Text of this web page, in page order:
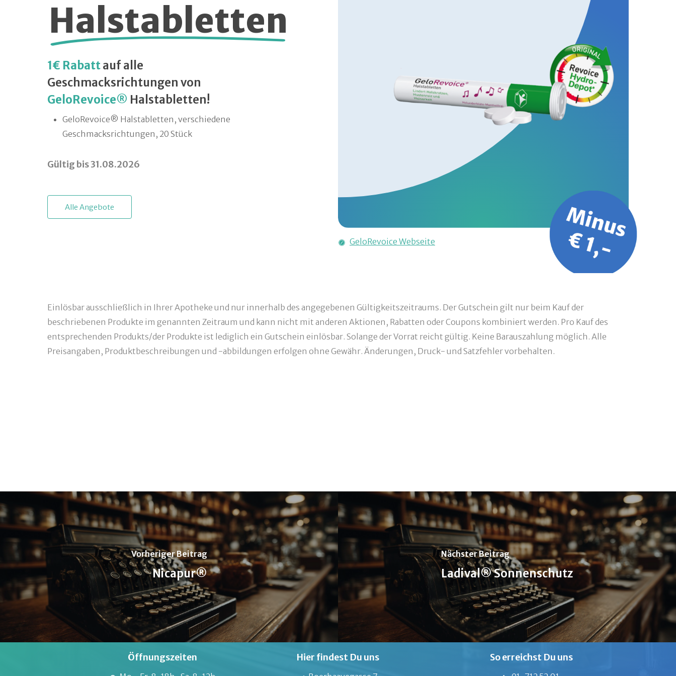
Halstabletten
1€ Rabattauf alle
Geschmacksrichtungen von
GeloRevoice® Halstabletten!
GeloRevoice® Halstabletten, verschiedene
Geschmacksrichtungen, 20 Stück
Gültig bis 31.08.2026
Alle Angebote
GeloRevoice Webseite
Einlösbar ausschließlich in Ihrer Apotheke und nur innerhalb des angegebenen Gültigkeitszeitraums. Der Gutschein gilt nur beim Kauf der
beschriebenen Produkte im genannten Zeitraum und kann nicht mit anderen Aktionen, Rabatten oder Coupons kombiniert werden. Pro Kauf des
entsprechenden Produkts/der Produkte ist lediglich ein Gutschein einlösbar. Solange der Vorrat reicht gültig. Keine Barauszahlung möglich. Alle
Preisangaben, Produktbeschreibungen und -abbildungen erfolgen ohne Gewähr. Änderungen, Druck- und Satzfehler vorbehalten.
Vorheriger Beitrag
Nicapur®
Nächster Beitrag
Ladival® Sonnenschutz
Öffnungszeiten Hier findest Du uns So erreichst Du uns